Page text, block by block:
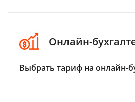
Онлайн-
Выбрать тариф на онлайн-